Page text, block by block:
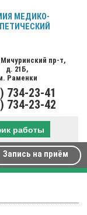
Мичуринский пр-т,
д. 21Б,
Раменки
734-23-41
734-23-42
работы
Запись на приём